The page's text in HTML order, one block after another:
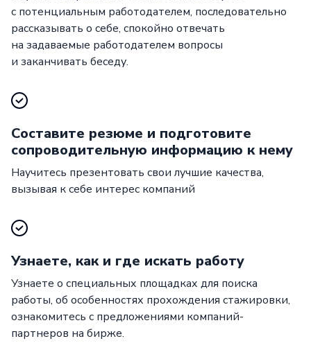
с потенциальным работодателем, последовательно
рассказывать о себе, спокойно отвечать
на задаваемые работодателем вопросы
и заканчивать беседу.
Составите резюме и подготовите
сопроводительную информацию к нему
Научитесь презентовать свои лучшие качества,
вызывая к себе интерес компаний
Узнаете, как и где искать работу
Узнаете о специальных площадках для поиска
работы, об особенностях прохождения стажировки,
ознакомитесь с предложениями компаний-
партнеров на бирже.